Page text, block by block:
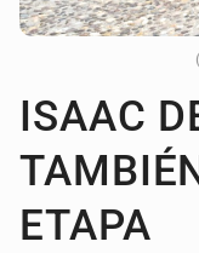
ISAAC
ETAPA